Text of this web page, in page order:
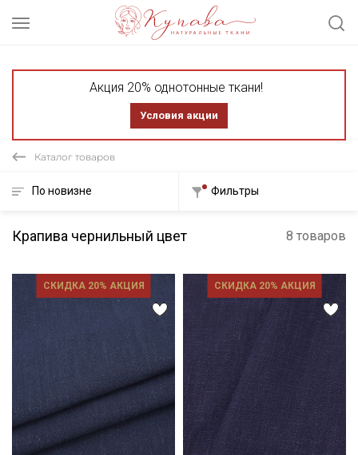
Акция 20% однотонные ткани!
Условия акции
Каталог товаров
По новизне Фильтры
Крапива чернильный цвет 8 товаров
СКИДКА 20% АКЦИЯ СКИДКА 20% АКЦИЯ